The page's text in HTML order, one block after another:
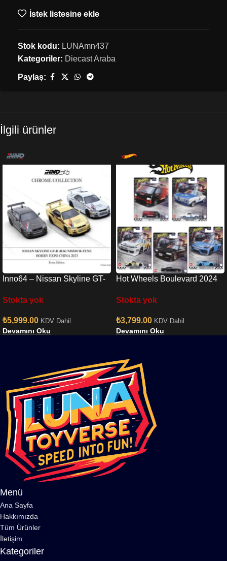
İstek listesine ekle
Stok kodu: LUNAmn437
Kategoriler: Diecast Araba
Paylaş:
İlgili ürünler
Inno64 – Nissan Skyline GT-
3 Cars Set
Stokta yok
₺5,999.00 KDV Dahil
Devamını Oku
Hot Wheels Boulevard 2024
Stokta yok
₺3,799.00 KDV Dahil
Devamını Oku
Menü
Ana Sayfa
Hakkımızda
Tüm Ürünler
İletişim
Kategoriler